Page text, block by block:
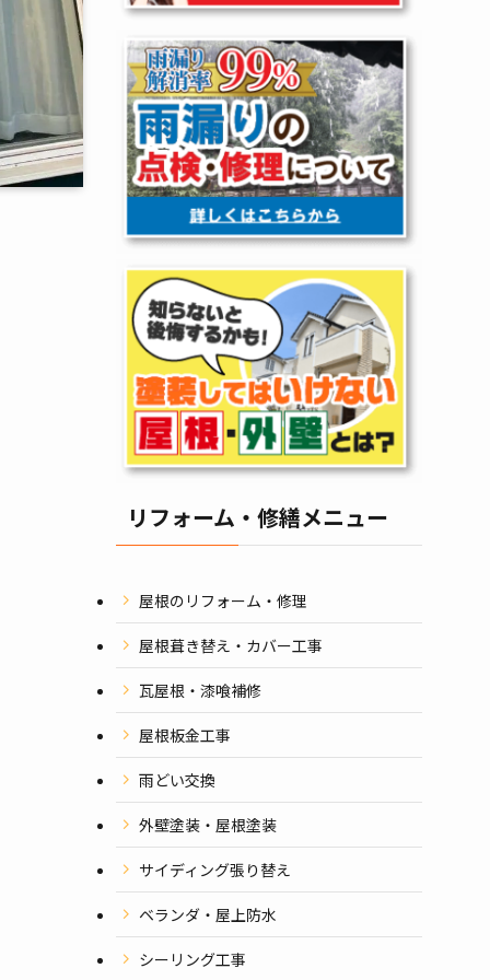
リフォーム・修繕メニュー
屋根のリフォーム・修理
屋根葺き替え・カバー工事
瓦屋根・漆喰補修
屋根板金工事
雨どい交換
外壁塗装・屋根塗装
サイディング張り替え
ベランダ・屋上防水
シーリング工事